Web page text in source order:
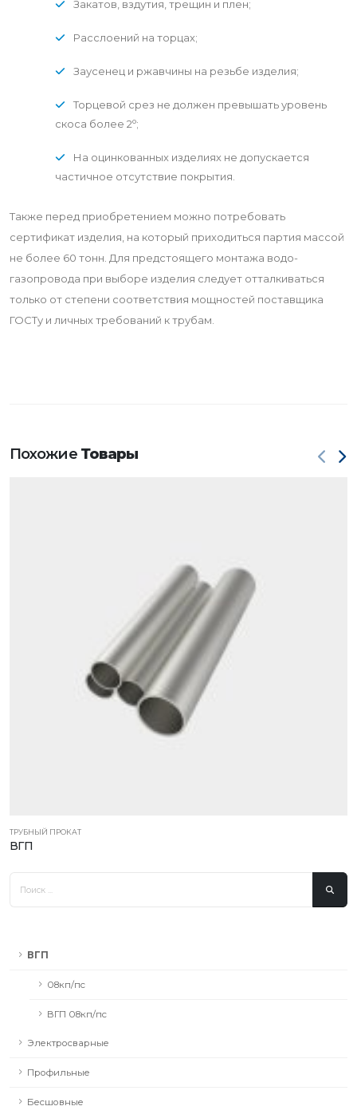
Закатов, вздутия, трещин и плен;
Расслоений на торцах;
Заусенец и ржавчины на резьбе изделия;
Торцевой срез не должен превышать уровень
скоса более 2о;
На оцинкованных изделиях не допускается
частичное отсутствие покрытия.
Также перед приобретением можно потребовать
сертификат изделия, на который приходиться партия массой
не более 60 тонн. Для предстоящего монтажа водо-
газопровода при выборе изделия следует отталкиваться
только от степени соответствия мощностей поставщика
ГОСТу и личных требований к трубам.
Похожие Товары
ТРУБНЫЙ ПРОКАТ
ВГП
ВГП
08кп/пс
ВГП 08кп/пс
Электросварные
Профильные
Бесшовные